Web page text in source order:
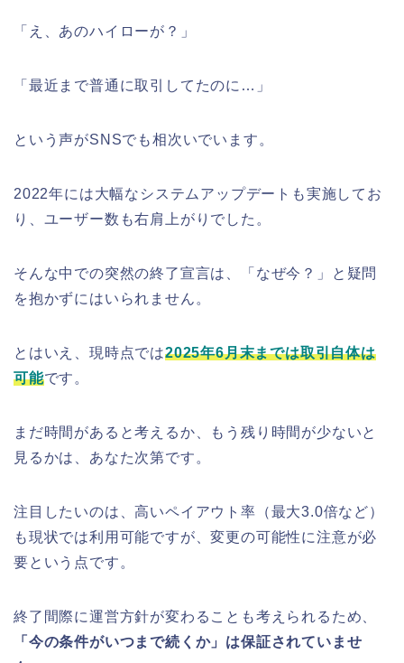
「え、あのハイローが？」
「最近まで普通に取引してたのに…」
という声がSNSでも相次いでいます。
2022年には大幅なシステムアップデートも実施してお
り、ユーザー数も右肩上がりでした。
そんな中での突然の終了宣言は、「なぜ今？」と疑問
を抱かずにはいられません。
とはいえ、現時点では2025年6月末までは取引自体は
可能です。
まだ時間があると考えるか、もう残り時間が少ないと
見るかは、あなた次第です。
注目したいのは、高いペイアウト率（最大3.0倍など）
も現状では利用可能ですが、変更の可能性に注意が必
要という点です。
終了間際に運営方針が変わることも考えられるため、
「今の条件がいつまで続くか」は保証されていませ